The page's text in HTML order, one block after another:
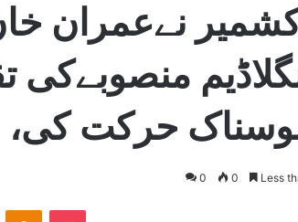
نےعمران
منصوبےکی
حرکت کی،
0 0 Less